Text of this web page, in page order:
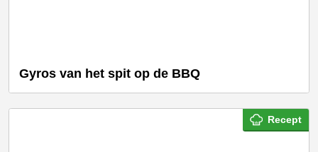
Gyros van het spit op de BBQ
Recept